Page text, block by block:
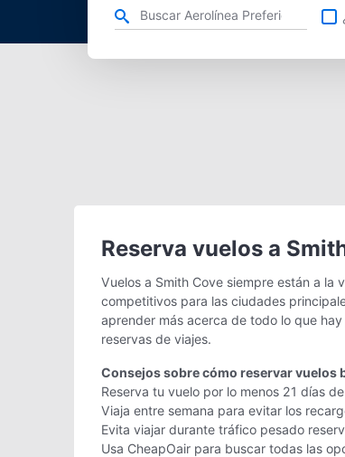
Refina tu búsqueda por aerolínea, ciudad o
Reserva vuelos a
Vuelos a Smith Cove siempre están a la
competitivos para las ciudades
aprender más acerca de todo lo que
reservas de viajes.
Consejos sobre cómo reservar vuelos
Reserva tu vuelo por lo menos 21 días
Viaja entre semana para evitar los
Evita viajar durante tráfico pesado
Usa CheapOair para buscar todas las